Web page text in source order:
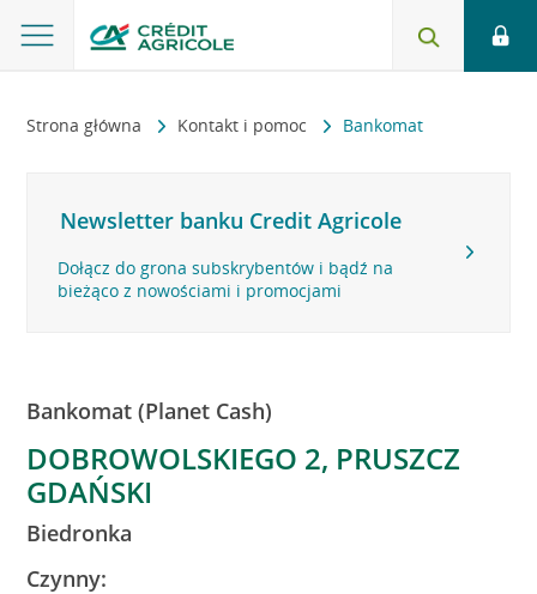
Strona główna Kontakt i pomoc Bankomat
Newsletter banku Credit Agricole
Dołącz do grona subskrybentów i bądź na
bieżąco z nowościami i promocjami
Bankomat (Planet Cash)
DOBROWOLSKIEGO 2, PRUSZCZ
GDAŃSKI
Biedronka
Czynny: